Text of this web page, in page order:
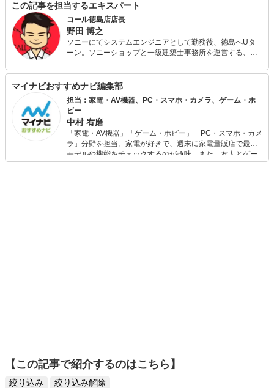
この記事を担当するエキスパート
コール徳島店店長
野田 博之
ソニーにてシステムエンジニアとして勤務後、徳島へUタ
ーン。ソニーショップと一級建築士事務所を運営する、株
を使った、リアル&ネット融合型の運営を行っている。 得
意ジャンルは、ホームシアターを中心に、映像、音響、カ
メラ、IT全般。 ソニー情報を中心に発信している、毎日更
新ブログ「店長のつぶやき日記ハイパぁ。。。」は、2004
年7月から継続中。
マイナビおすすめナビ編集部
担当：家電・AV機器、PC・スマホ・カメラ、ゲーム・ホ
ビー
中村 宥磨
「家電・AV機器」「ゲーム・ホビー」「PC・スマホ・カメ
ラ」分野を担当。家電が好きで、週末に家電量販店で最新
モデルや機能をチェックするのが趣味。また、友人とゲー
ムを楽しみながら、新作タイトルやイベント情報もいち早
【この記事で紹介するのはこちら】
絞り込み
絞り込み解除